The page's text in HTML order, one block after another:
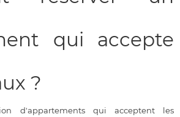
qui accepte
?
d'appartements qui acceptent les